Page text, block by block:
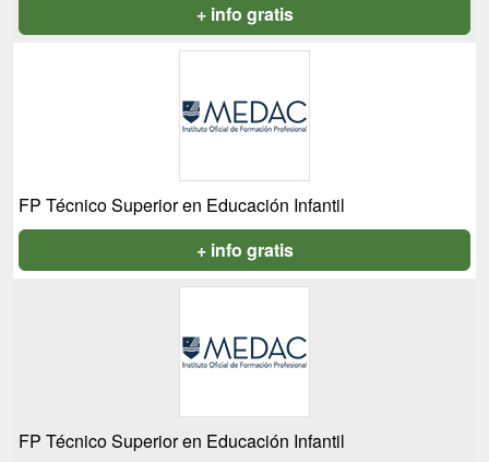
+ info gratis
FP Técnico Superior en Educación Infantil
+ info gratis
FP Técnico Superior en Educación Infantil